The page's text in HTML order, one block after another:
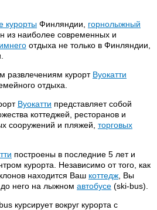
курорты Финляндии, горнолыжный
из наиболее современных и
отдыха не только в Финляндии,
развлечениям курорт Вуокатти
отдыха.
Вуокатти представляет собой
коттеджей, ресторанов и
сооружений и пляжей, торговых
построены в последние 5 лет и
курорта. Независимо от того, как
находится Ваш коттедж , Вы
до него на лыжном автобусе (ski-bus).
курсирует вокруг курорта с